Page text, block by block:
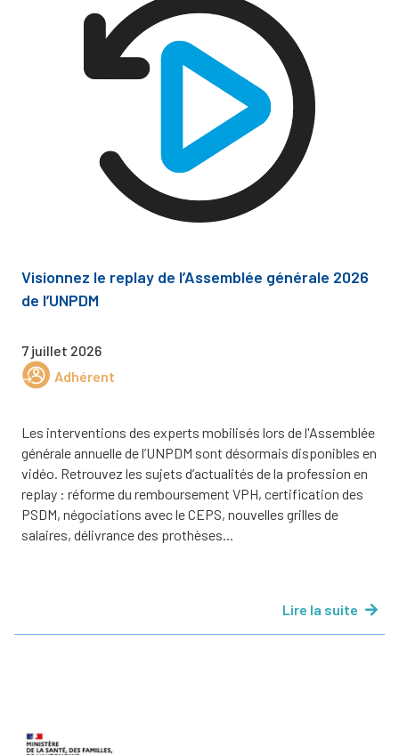
Visionnez le replay de l’Assemblée générale 2026
de l’UNPDM
7 juillet 2026
Adhérent
Les interventions des experts mobilisés lors de l'Assemblée
générale annuelle de l’UNPDM sont désormais disponibles en
vidéo. Retrouvez les sujets d’actualités de la profession en
replay : réforme du remboursement VPH, certification des
PSDM, négociations avec le CEPS, nouvelles grilles de
salaires, délivrance des prothèses...
Lire la suite